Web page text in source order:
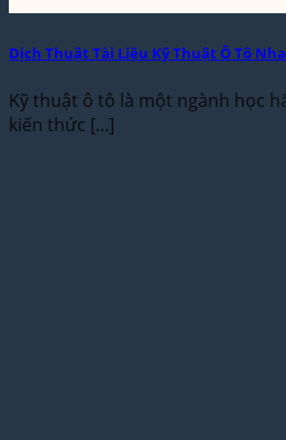
Dịch Thuật Tài Liệu Kỹ Thuật Ô Tô
Kỹ thuật ô tô là một ngành học
kiến thức [...]